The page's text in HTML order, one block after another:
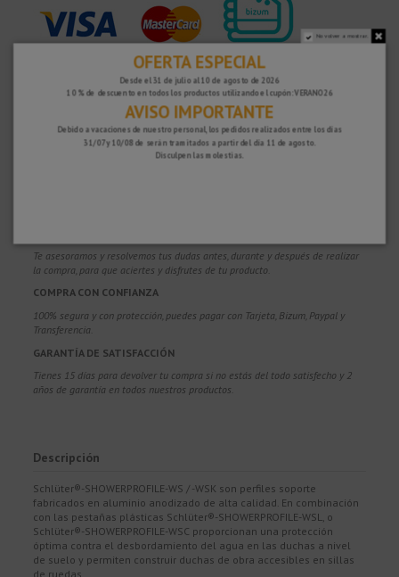
¿POR QUÉ ELEGIRNOS?
PORTES GRATUITOS
Costes de envío gratis para pedidos superiores a 100€. Válidos para España*,
Andorra y Portugal*. (*Solo península)
ENVÍOS EN 48-72 HORAS
Te asesoramos y resolvemos tus dudas antes, durante y después de realizar
la compra, para que aciertes y disfrutes de tu producto.
COMPRA CON CONFIANZA
100% segura y con protección, puedes pagar con Tarjeta, Bizum, Paypal y
Transferencia.
GARANTÍA DE SATISFACCIÓN
Tienes 15 días para devolver tu compra si no estás del todo satisfecho y 2
años de garantía en todos nuestros productos.
Descripción
Schlüter®-SHOWERPROFILE-WS / -WSK son perfiles soporte
fabricados en aluminio anodizado de alta calidad. En combinación
con las pestañas plásticas Schlüter®-SHOWERPROFILE-WSL, o
Schlüter®-SHOWERPROFILE-WSC proporcionan una protección
óptima contra el desbordamiento del agua en las duchas a nivel
de suelo y permiten construir duchas de obra accesibles en sillas
de ruedas
No volver a mostrar.
OFERTA ESPECIAL
Desde el 31 de julio al 10 de agosto de 2026
10 % de descuento en todos los productos utilizando el cupón: VERANO26
AVISO IMPORTANTE
Debido a vacaciones de nuestro personal, los pedidos realizados entre los días
31/07 y 10/08 de serán tramitados a partir del día 11 de agosto.
Disculpen las molestias.